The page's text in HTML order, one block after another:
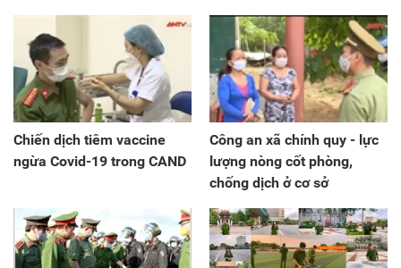
dân
Chiến dịch tiêm vaccine
ngừa Covid-19 trong CAND
Công an xã chính quy - lực
lượng nòng cốt phòng,
chống dịch ở cơ sở